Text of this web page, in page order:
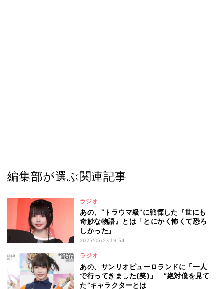
編集部が選ぶ関連記事
ラジオ
あの、“トラウマ級”に戦慄した『世にも
奇妙な物語』とは「とにかく怖くて恐ろ
しかった」
2025/05/28 19:54
ラジオ
あの、サンリオピューロランドに「一人
で行ってきました(笑)」 “絶対僕を見て
た”キャラクターとは